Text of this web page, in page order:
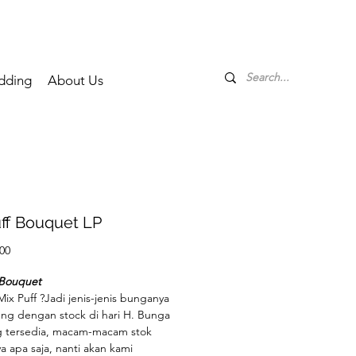
About Us
Bouquet LP
Price
Puff ?Jadi jenis-jenis bunganya
dengan stock di hari H. Bunga
tersedia, macam-macam stok
apa saja, nanti akan kami